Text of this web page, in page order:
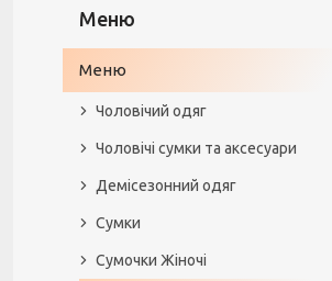
Меню
Чоловічий одяг
Чоловічі сумки та аксесуари
Демісезонний одяг
Сумки
Сумочки Жіночі